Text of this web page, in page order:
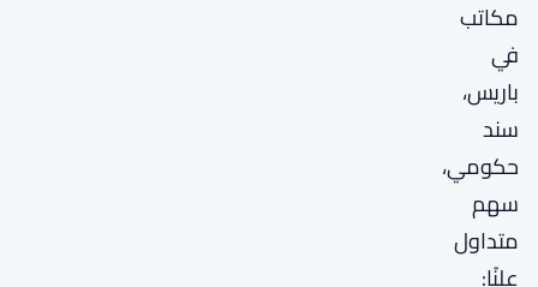
مكاتب
في
باريس،
سند
حكومي،
سهم
متداول
علنًا: